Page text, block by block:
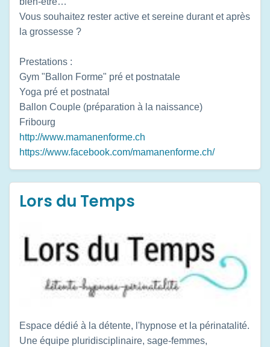
Vous souhaitez rester active et sereine durant et après
la grossesse ?
Prestations :
Gym "Ballon Forme" pré et postnatale
Yoga pré et postnatal
Ballon Couple (préparation à la naissance)
Fribourg
http://www.mamanenforme.ch
https://www.facebook.com/mamanenforme.ch/
Lors du Temps
Espace dédié à la détente, l'hypnose et la périnatalité.
Une équipe pluridisciplinaire, sage-femmes,